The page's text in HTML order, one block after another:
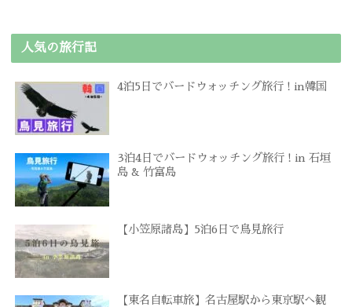
人気の旅行記
4泊5日でバードウォッチング旅行 ! in韓国
3泊4日でバードウォッチング旅行 ! in 石垣
島 & 竹富島
【小笠原諸島】5泊6日で鳥見旅行
【東名自転車旅】名古屋駅から東京駅へ観